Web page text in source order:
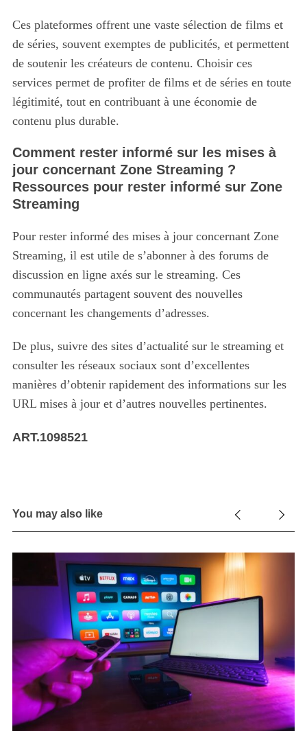
Ces plateformes offrent une vaste sélection de films et
de séries, souvent exemptes de publicités, et permettent
de soutenir les créateurs de contenu. Choisir ces
services permet de profiter de films et de séries en toute
légitimité, tout en contribuant à une économie de
contenu plus durable.
Comment rester informé sur les mises à
jour concernant Zone Streaming ?
Ressources pour rester informé sur Zone
Streaming
Pour rester informé des mises à jour concernant Zone
Streaming, il est utile de s’abonner à des forums de
discussion en ligne axés sur le streaming. Ces
communautés partagent souvent des nouvelles
concernant les changements d’adresses.
De plus, suivre des sites d’actualité sur le streaming et
consulter les réseaux sociaux sont d’excellentes
manières d’obtenir rapidement des informations sur les
URL mises à jour et d’autres nouvelles pertinentes.
ART.1098521
You may also like